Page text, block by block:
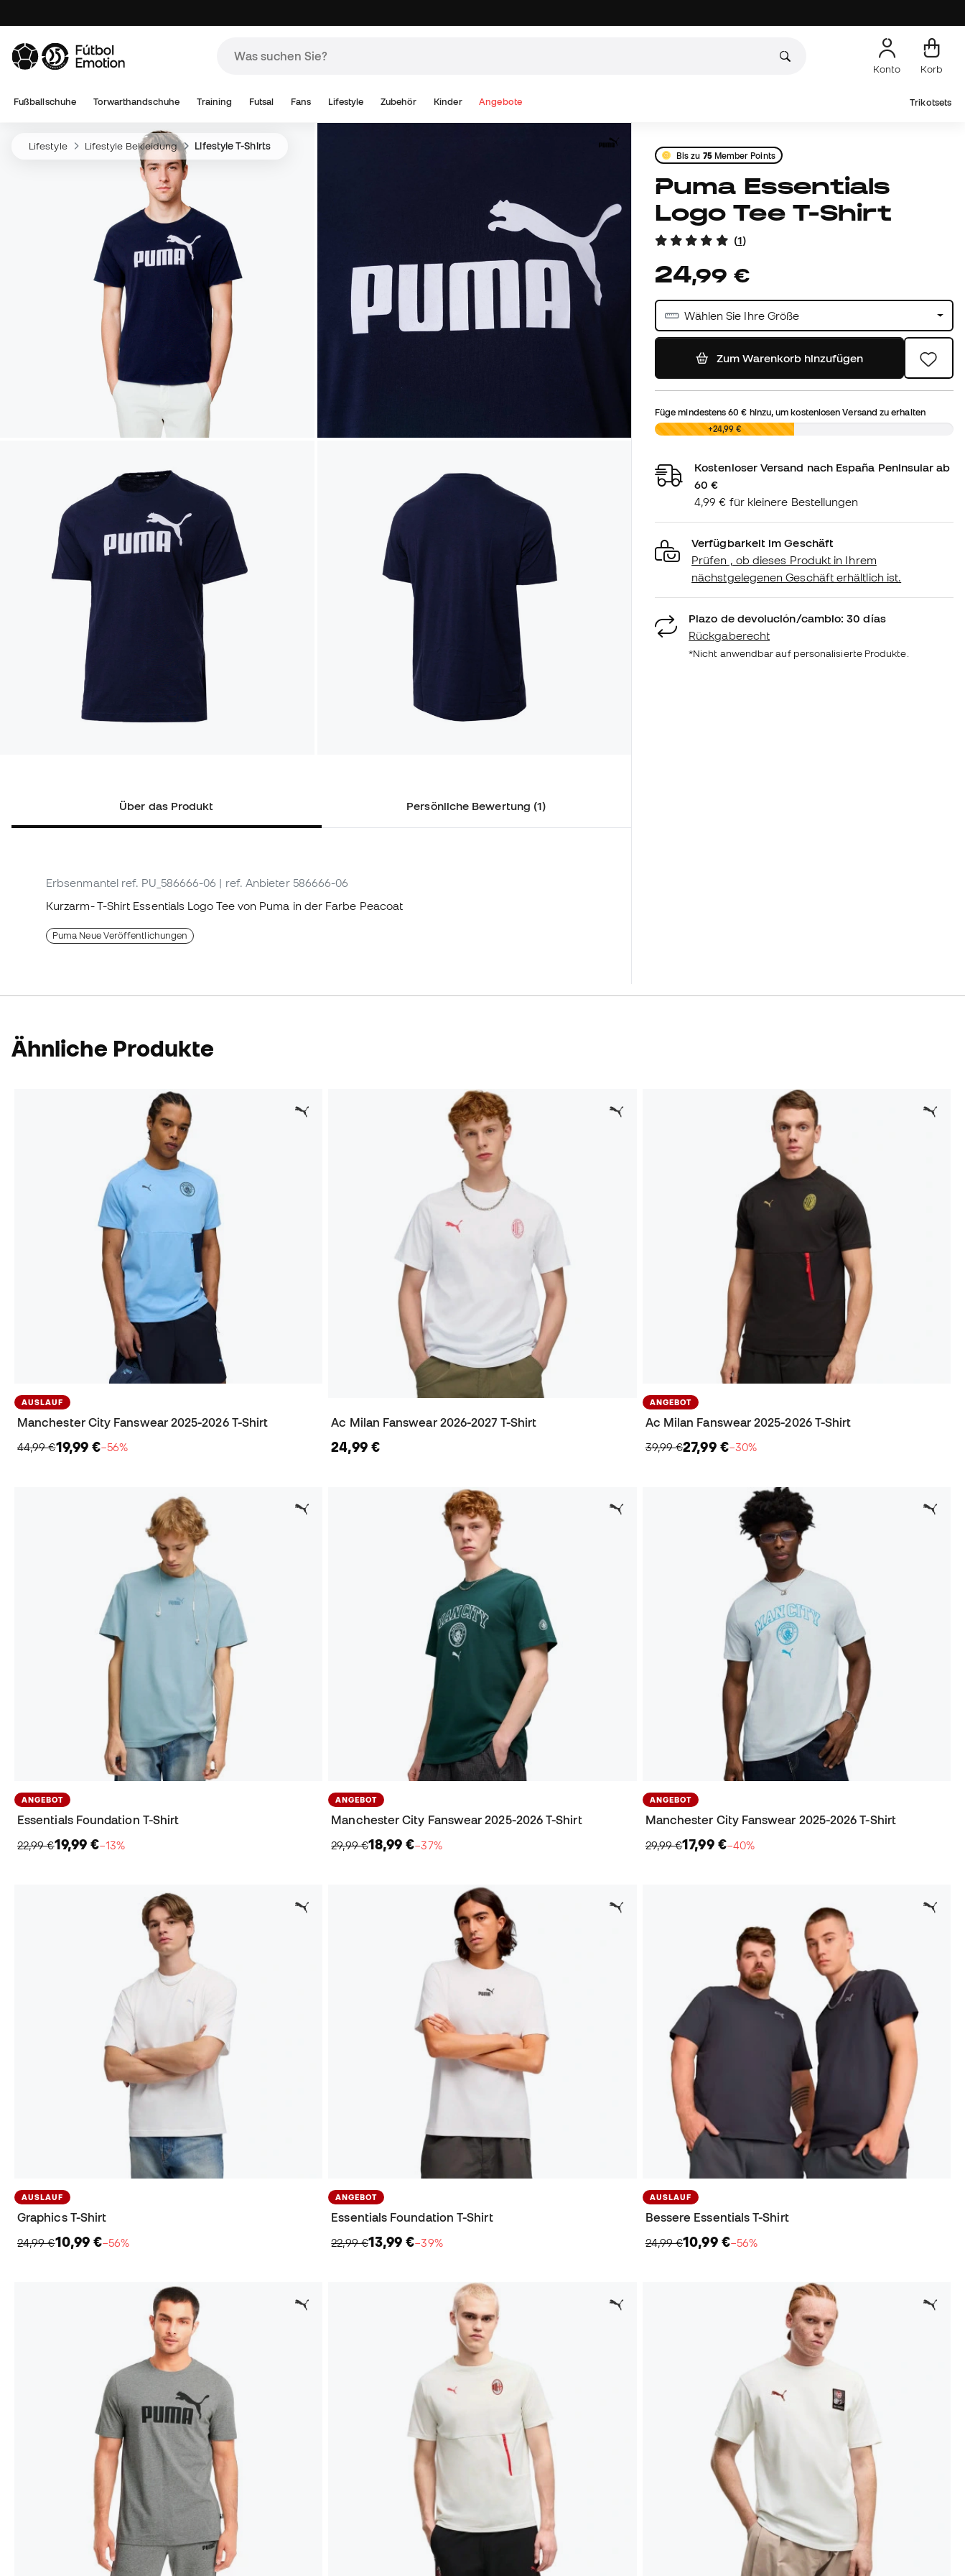
Konto Korb
Fußballschuhe Torwarthandschuhe Training Futsal Fans Lifestyle Zubehör Kinder Angebote Trikotsets
Lifestyle Lifestyle Bekleidung Lifestyle T-Shirts
Über das Produkt Persönliche Bewertung (1)
Erbsenmantel ref. PU_586666-06 | ref. Anbieter 586666-06
Kurzarm- T-Shirt Essentials Logo Tee von Puma in der Farbe Peacoat
Puma Neue Veröffentlichungen
Bis zu 75Member Points
Puma Essentials
Logo Tee T-Shirt
(1)
24,99 €
Wählen Sie Ihre Größe
Zum Warenkorb hinzufügen
Füge mindestens60 € hinzu, um kostenlosen Versand zu erhalten
0,00 € +24,99 €
Kostenloser Versand nach España Peninsular ab
60 €
4,99 € für kleinere Bestellungen
Verfügbarkeit im Geschäft
Prüfen , ob dieses Produkt in Ihrem
nächstgelegenen Geschäft erhältlich ist.
Plazo de devolución/cambio: 30 días
Rückgaberecht
*Nicht anwendbar auf personalisierte Produkte.
Ähnliche Produkte
AUSLAUF
Manchester City Fanswear 2025-2026 T-Shirt
44,99 €19,99 €−56%
Ac Milan Fanswear 2026-2027 T-Shirt
24,99 €
ANGEBOT
Ac Milan Fanswear 2025-2026 T-Shirt
39,99 €27,99 €−30%
ANGEBOT
Essentials Foundation T-Shirt
22,99 €19,99 €−13%
ANGEBOT
Manchester City Fanswear 2025-2026 T-Shirt
29,99 €18,99 €−37%
ANGEBOT
Manchester City Fanswear 2025-2026 T-Shirt
29,99 €17,99 €−40%
AUSLAUF
Graphics T-Shirt
24,99 €10,99 €−56%
ANGEBOT
Essentials Foundation T-Shirt
22,99 €13,99 €−39%
AUSLAUF
Bessere Essentials T-Shirt
24,99 €10,99 €−56%